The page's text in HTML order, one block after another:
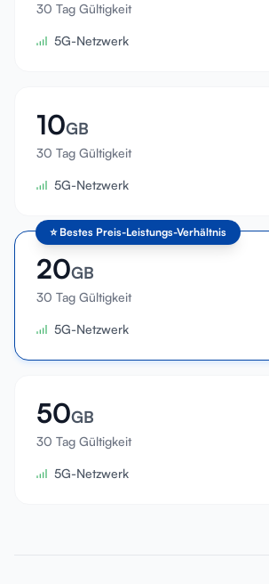
30 Tag Gültigkeit
5G-Netzwerk
10GB
30 Tag Gültigkeit
5G-Netzwerk
⭐ Bestes Preis-Leistungs-Verhältnis
20GB
30 Tag Gültigkeit
5G-Netzwerk
50GB
30 Tag Gültigkeit
5G-Netzwerk